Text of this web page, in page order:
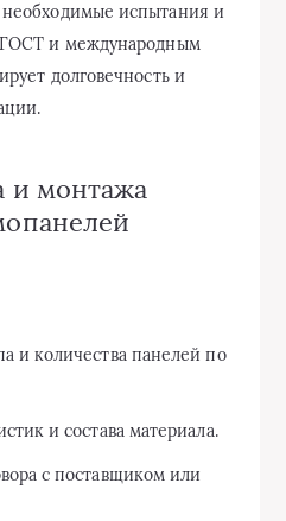
испытания и
ГОСТ и международным
долговечность и
и монтажа
и количества панелей по
и состава материала.
с поставщиком или